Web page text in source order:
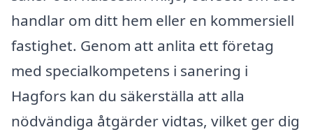
handlar om ditt hem eller en kommersiell
fastighet. Genom att anlita ett företag
med specialkompetens i sanering i
Hagfors kan du säkerställa att alla
nödvändiga åtgärder vidtas, vilket ger dig